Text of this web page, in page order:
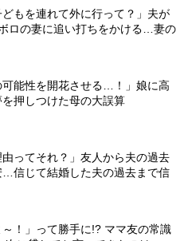
どもを連れて外に行って？」夫が
ロの妻に追い打ちをかける…妻の
可能性を開花させる…！」娘に高
押しつけた母の大誤算
由ってそれ？」友人から夫の過去
…信じて結婚した夫の過去まで信
～！」って勝手に!? ママ友の常識